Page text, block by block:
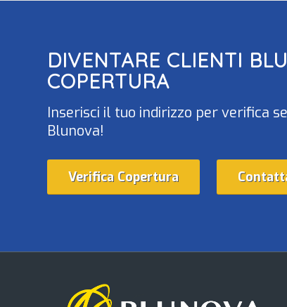
DIVENTARE CLIENTI
COPERTURA
Inserisci il tuo indirizzo per verifica
Blunova!
Verifica Copertura